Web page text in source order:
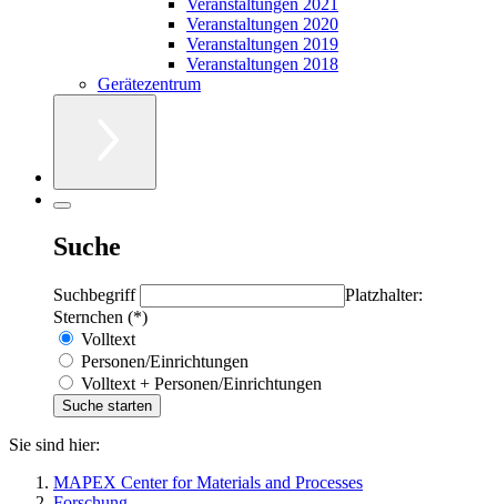
Veranstaltungen 2020
Veranstaltungen 2019
Veranstaltungen 2018
Gerätezentrum
Suche
Suchbegriff
Platzhalter:
Sternchen (*)
Volltext
Personen/Einrichtungen
Volltext + Personen/Einrichtungen
Sie sind hier:
MAPEX Center for Materials and Processes